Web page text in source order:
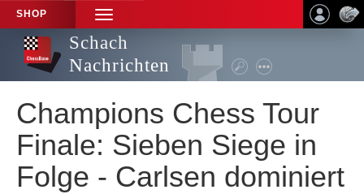
SHOP
TOGGLE
NAVIGATION
Schach
Nachrichten
Champions Chess Tour
Finale: Sieben Siege in
Folge - Carlsen dominiert